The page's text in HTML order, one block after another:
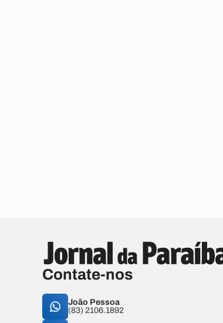
Contate-nos
João Pessoa
(83) 2106.1892